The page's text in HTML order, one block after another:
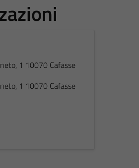
1 10070 Cafasse
1 10070 Cafasse